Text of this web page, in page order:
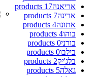
אריאנה17 products
ארינה7 products
אתונה4 products
בוהו4 products
בורני0 products
בילבו0 products
בלג'יק2 products
גאלה5 products